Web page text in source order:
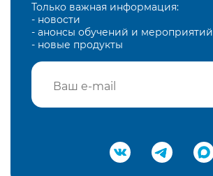
Только важная информация:
- новости
- анонсы обучений и мероприятий
- новые продукты